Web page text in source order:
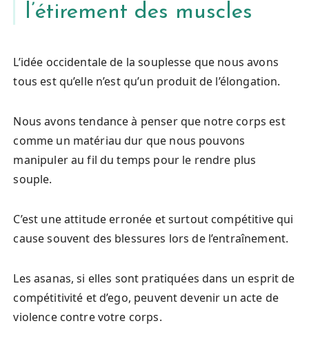
l’étirement des muscles
L’idée occidentale de la souplesse que nous avons
tous est qu’elle n’est qu’un produit de l’élongation.
Nous avons tendance à penser que notre corps est
comme un matériau dur que nous pouvons
manipuler au fil du temps pour le rendre plus
souple.
C’est une attitude erronée et surtout compétitive qui
cause souvent des blessures lors de l’entraînement.
Les asanas, si elles sont pratiquées dans un esprit de
compétitivité et d’ego, peuvent devenir un acte de
violence contre votre corps.